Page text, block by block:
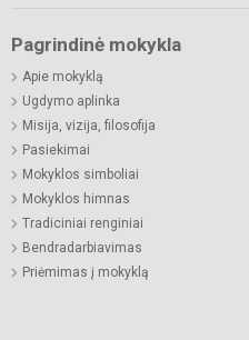
Pagrindinė mokykla
Apie mokyklą
Ugdymo aplinka
Misija, vizija, filosofija
Pasiekimai
Mokyklos simboliai
Mokyklos himnas
Tradiciniai renginiai
Bendradarbiavimas
Priėmimas į mokyklą